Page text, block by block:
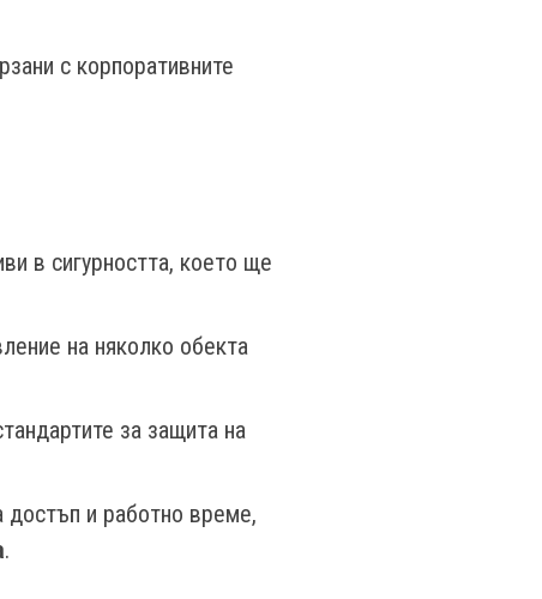
с корпоративните
в сигурността, което ще
на няколко обекта
за защита на
достъп и работно време,
.